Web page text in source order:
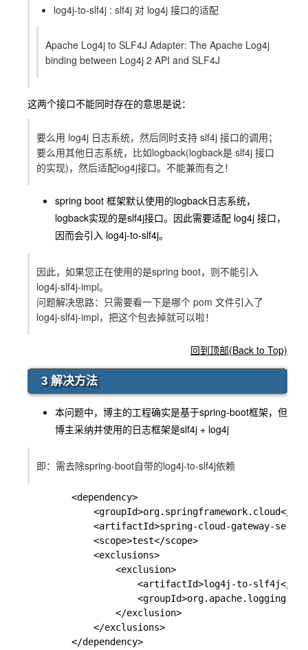
log4j-to-slf4j : slf4j 对 log4j 接口的适配
Apache Log4j to SLF4J Adapter: The Apache Log4j
binding between Log4j 2 API and SLF4J
这两个接口不能同时存在的意思是说：
要么用 log4j 日志系统，然后同时支持 slf4j 接口的调用；
要么用其他日志系统，比如logback(logback是 slf4j 接口
的实现)，然后适配log4j接口。不能兼而有之！
spring boot 框架默认使用的logback日志系统，
logback实现的是slf4j接口。因此需要适配 log4j 接口，
因而会引入 log4j-to-slf4j。
因此，如果您正在使用的是spring boot，则不能引入
log4j-slf4j-impl。
问题解决思路：只需要看一下是哪个 pom 文件引入了
log4j-slf4j-impl，把这个包去掉就可以啦！
回到顶部(Back to Top)
3 解决方法
本问题中，博主的工程确实是基于spring-boot框架，但
博主采纳并使用的日志框架是slf4j + log4j
即：需去除spring-boot自带的log4j-to-slf4j依赖
        <dependency>
<groupId>org.springframework.cloud</
<artifactId>spring-cloud-gateway-
            <scope>test</scope>
            <exclusions>
                <exclusion>
<artifactId>log4j-to-slf4j</
                </exclusion>
            </exclusions>